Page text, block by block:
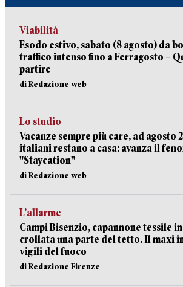
Viabilità
Esodo estivo, sabato (8 agosto) da
traffico intenso fino a Ferragosto –
partire
di Redazione web
Lo studio
Vacanze sempre più care, ad agosto
italiani restano a casa: avanza il
"Staycation"
di Redazione web
L’allarme
Campi Bisenzio, capannone tessile
crollata una parte del tetto. Il maxi
vigili del fuoco
di Redazione Firenze